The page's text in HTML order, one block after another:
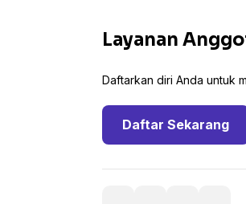
Layanan
Daftarkan diri Anda untuk
Daftar Sekarang